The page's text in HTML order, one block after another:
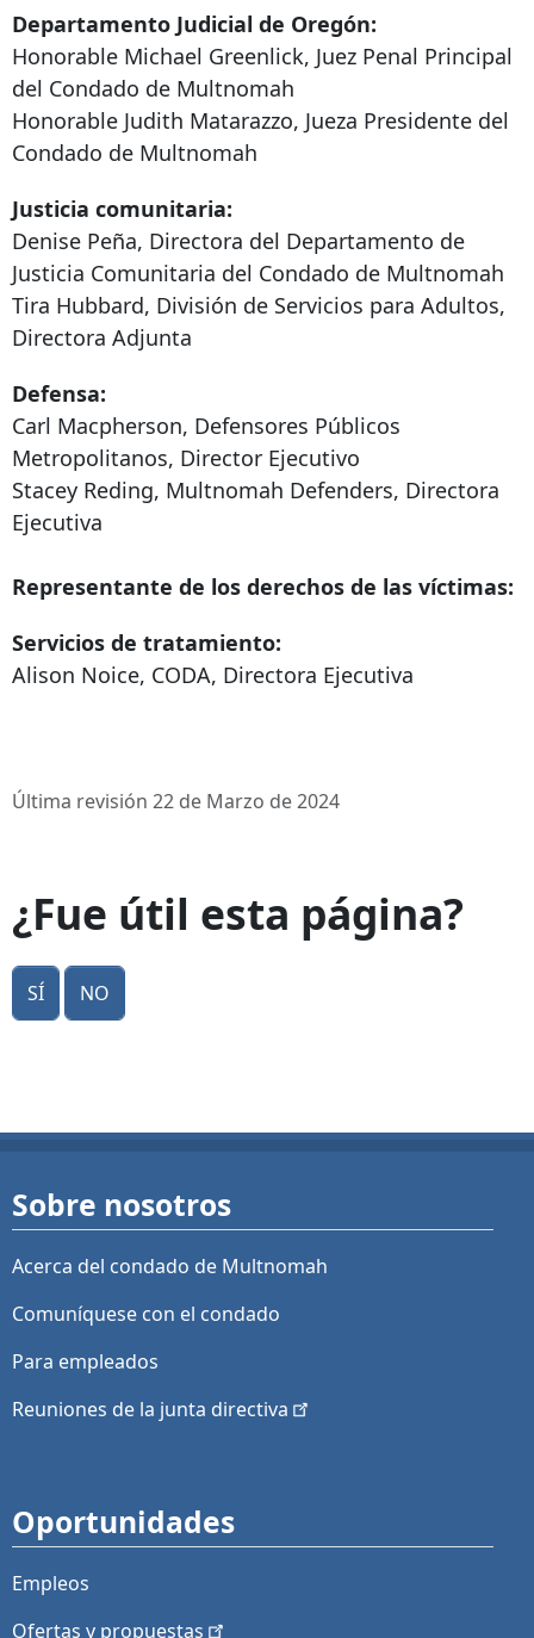
Departamento Judicial de Oregón:
Honorable Michael Greenlick, Juez Penal Principal
del Condado de Multnomah
Honorable Judith Matarazzo, Jueza Presidente del
Condado de Multnomah
Justicia comunitaria:
Denise Peña, Directora del Departamento de
Justicia Comunitaria del Condado de Multnomah
Tira Hubbard, División de Servicios para Adultos,
Directora Adjunta
Defensa:
Carl Macpherson, Defensores Públicos
Metropolitanos, Director Ejecutivo
Stacey Reding, Multnomah Defenders, Directora
Ejecutiva
Representante de los derechos de las víctimas:
Servicios de tratamiento:
Alison Noice, CODA, Directora Ejecutiva
Última revisión 22 de Marzo de 2024
¿Fue útil esta página?
Sí No
Sobre nosotros
Acerca del condado de Multnomah
Comuníquese con el condado
Para empleados
Reuniones de la junta directiva
Oportunidades
Empleos
Ofertas y propuestas